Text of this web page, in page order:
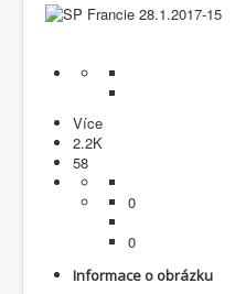
Kontakty
Výsledky
Videogalerie
Fotogalerie
Více
2.2K
58
0
0
Informace o obrázku